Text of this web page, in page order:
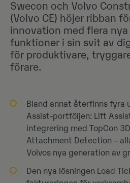
Swecon och Volvo
(Volvo CE) höjer ribban
innovation med flera
funktioner i sin svit av
för produktivare,
förare.
Bland annat återfinns fyra
Assist-portföljen: Lift
integrering med TopCon
Attachment Detection –
Volvos nya generation av
Den nya lösningen Load